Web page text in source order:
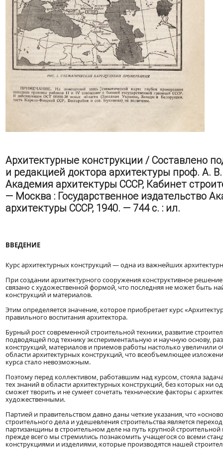
Архитектурные конструкции / Составлено
и редакцией доктора архитектуры проф. А.
Академия архитектуры СССР, Кабинет
— Москва : Государственное издательство
архитектуры СССР, 1940. — 744 с. : ил.
ВВЕДЕНИЕ
Курс архитектурных конструкций — одна из важнейших
При создании архитектурного сооружения конструктивное
связано с художественной формой, что последняя не может быть
конструкций и материалов.
Этим определяется значение, которое приобретает курс
правильного воспитания архитектора.
Бурный рост современной строительной техники, развитие
подводящей под технику экспериментальную и научную основу,
конструкций, материалов и приемов работы настолько увеличили
области архитектурных конструкций, что всеобъемлющее
курса стало невозможным.
Поэтому перед коллективом, работавшим над курсом, стояла
тех знаний в области архитектурных конструкций, без которых ни
сможет творить и не сумеет сочетать технические факторы с
художественными.
Партией и правительством давно даны четкие указания, что
строительного дела и удешевления строительства является
партизанщины в строительном деле на путь крупной
прежде всего мы стремились познакомить учащегося со всеми
конструкциями и изделиями, которые производятся нашей